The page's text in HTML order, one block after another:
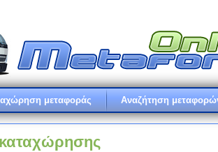
μεταφοράς Αναζήτηση